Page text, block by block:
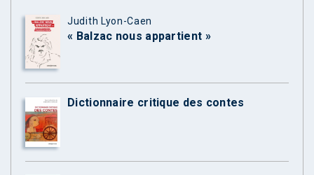
Judith Lyon-Caen
« Balzac nous appartient »
Dictionnaire critique des contes